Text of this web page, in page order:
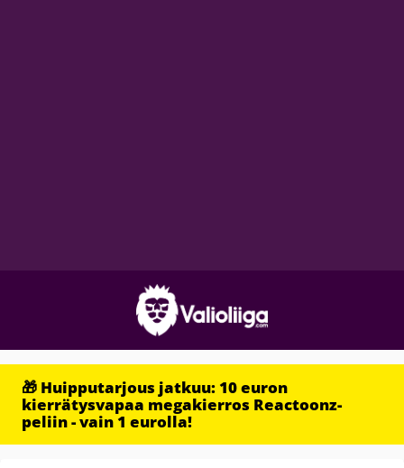
🎁 Huipputarjous jatkuu: 10 euron
kierrätysvapaa megakierros Reactoonz-
peliin - vain 1 eurolla!